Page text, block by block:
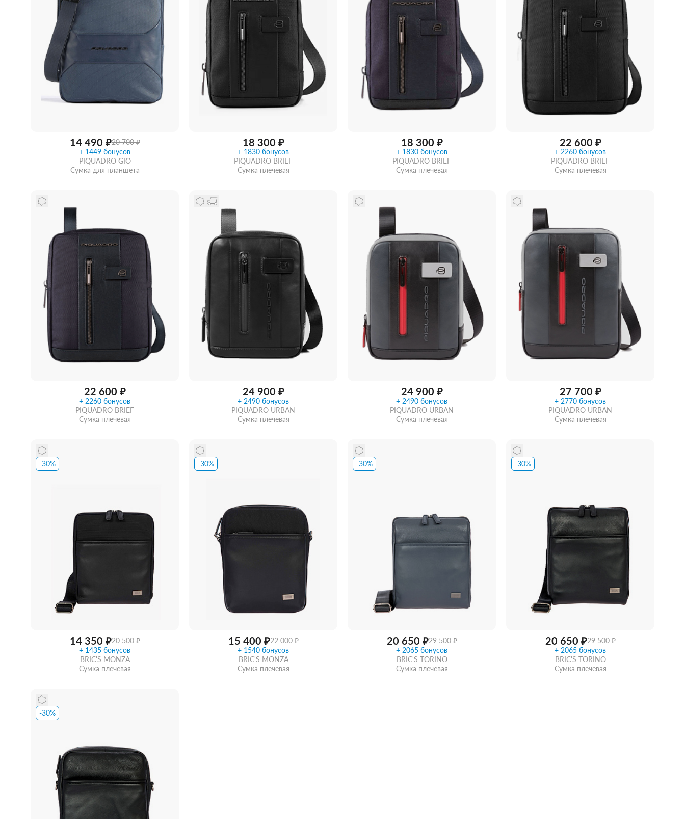
Купить подарочную карту
Женские зонты Doppler
Подарочная карта
Купить подарочную карту
14 490 ₽20 700 ₽
+ 1449 бонусов
PIQUADRO GIO
Сумка для планшета
Сообщить о поступлении
18 300 ₽
+ 1830 бонусов
PIQUADRO BRIEF
Сумка плечевая
Забрать из магазина
18 300 ₽
+ 1830 бонусов
PIQUADRO BRIEF
Сумка плечевая
Забрать из магазина
22 600 ₽
+ 2260 бонусов
PIQUADRO BRIEF
Сумка плечевая
Сообщить о поступлении
22 600 ₽
+ 2260 бонусов
PIQUADRO BRIEF
Сумка плечевая
Забрать из магазина
24 900 ₽
+ 2490 бонусов
PIQUADRO URBAN
Сумка плечевая
Купить в 1 клик
24 900 ₽
+ 2490 бонусов
PIQUADRO URBAN
Сумка плечевая
Забрать из магазина
27 700 ₽
+ 2770 бонусов
PIQUADRO URBAN
Сумка плечевая
Забрать из магазина
-30%
14 350 ₽20 500 ₽
+ 1435 бонусов
BRIC'S MONZA
Сумка плечевая
Забрать из магазина
-30%
15 400 ₽22 000 ₽
+ 1540 бонусов
BRIC'S MONZA
Сумка плечевая
-30%
20 650 ₽29 500 ₽
+ 2065 бонусов
BRIC'S TORINO
Сумка плечевая
-30%
20 650 ₽29 500 ₽
+ 2065 бонусов
BRIC'S TORINO
Сумка плечевая
-30%